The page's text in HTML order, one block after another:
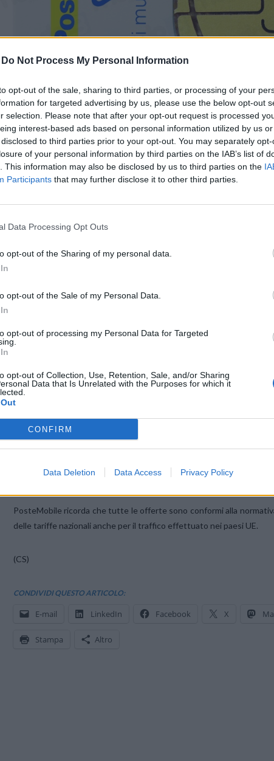
Do Not Process My Personal Information
opt-out of the sale, sharing to third parties, or processing of your
for targeted advertising by us, please use the below opt-out
selection. Please note that after your opt-out request is processed
interest-based ads based on personal information utilized by us
to third parties prior to your opt-out. You may separately
of your personal information by third parties on the IAB’s list of
This information may also be disclosed by us to third parties on the
Participants that may further disclose it to other third parties.
Data Processing Opt Outs
opt-out of the Sharing of my personal data.
opt-out of the Sale of my Personal Data.
opt-out of processing my Personal Data for Targeted
opt-out of Collection, Use, Retention, Sale, and/or Sharing
Data that Is Unrelated with the Purposes for which it
CONFIRM
Data Deletion Data Access Privacy Policy
SALDI POSTEMOBILE:
SCONTATA… MA SOLO ONLINE
Fino al prossimo 28 febbraio, l’opzione dati “
”
Il costo dell’opzione viene addebitato sul credito telefonico della
E’ possibile verificare i Mbyte ancora disponibili dall’Area
Fai da Te al numero gratuito 40.12.12 o Servizio Clienti al numero
Lanavigazione internetfa riferimento alle connessioni
Kbyte effettivamente consumati. I Mbyte non utilizzati nel mese
soglia di 10GB al mese inclusa nell’opzione, la navigazione sarà
Kbyte effettivamente consumati.
” può essere attivata al costo standard
disattivata gratuitamente contattando il Servizio Clienti al numero
PosteMobile ricorda che tutte le offerte sono conformi alla
delle tariffe nazionali anche per il traffico effettuato nei paesi UE.
(CS)
CONDIVIDI QUESTO ARTICOLO:
E-mail LinkedIn Facebook X
Stampa Altro